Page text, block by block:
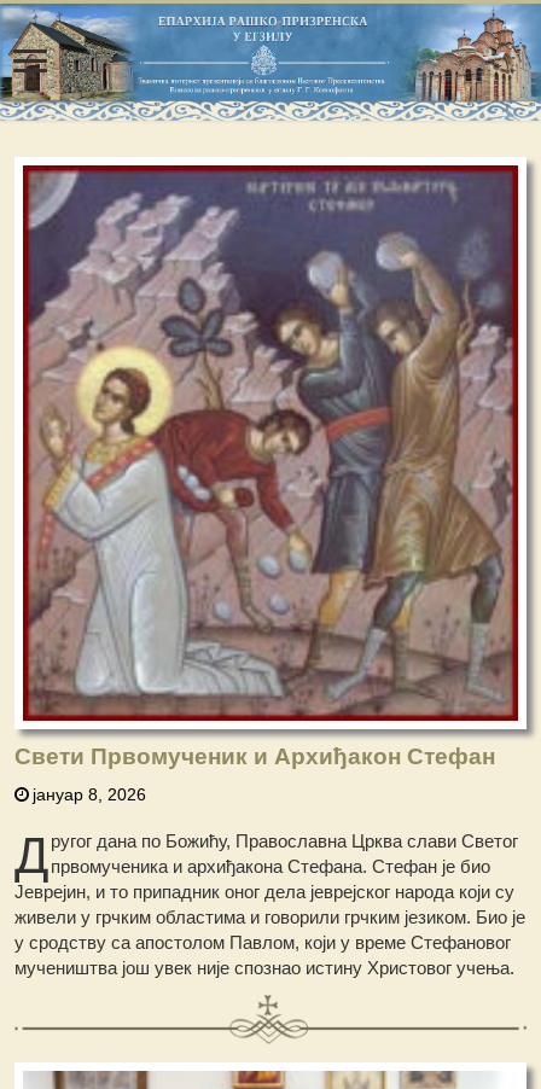
Свети Првомученик и Архиђакон Стефан
јануар 8, 2026
Другог дана по Божићу, Православна Црква слави Светог
првомученика и архиђакона Стефана. Стефан је био
Јеврејин, и то припадник оног дела јеврејског народа који су
живели у грчким областима и говорили грчким језиком. Био је
у сродству са апостолом Павлом, који у време Стефановог
мучеништва још увек није спознао истину Христовог учења.